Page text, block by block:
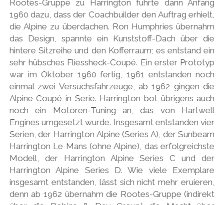
Rootes-Gruppe zu Harrington führte dann Anfang
1960 dazu, dass der Coachbuilder den Auftrag erhielt,
die Alpine zu überdachen. Ron Humphries übernahm
das Design, spannte ein Kunststoff-Dach über die
hintere Sitzreihe und den Kofferraum; es entstand ein
sehr hübsches Fliessheck-Coupé. Ein erster Prototyp
war im Oktober 1960 fertig, 1961 entstanden noch
einmal zwei Versuchsfahrzeuge, ab 1962 gingen die
Alpine Coupé in Serie. Harrington bot übrigens auch
noch ein Motoren-Tuning an, das von Hartwell
Engines umgesetzt wurde. Insgesamt entstanden vier
Serien, der Harrington Alpine (Series A), der Sunbeam
Harrington Le Mans (ohne Alpine), das erfolgreichste
Modell, der Harrington Alpine Series C und der
Harrington Alpine Series D. Wie viele Exemplare
insgesamt entstanden, lässt sich nicht mehr eruieren,
denn ab 1962 übernahm die Rootes-Gruppe (indirekt